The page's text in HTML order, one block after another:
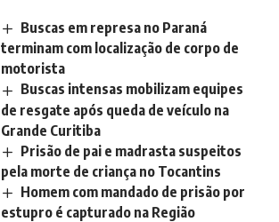
Buscas em represa no Paraná
terminam com localização de corpo de
motorista
Buscas intensas mobilizam equipes
de resgate após queda de veículo na
Grande Curitiba
Prisão de pai e madrasta suspeitos
pela morte de criança no Tocantins
Homem com mandado de prisão por
estupro é capturado na Região